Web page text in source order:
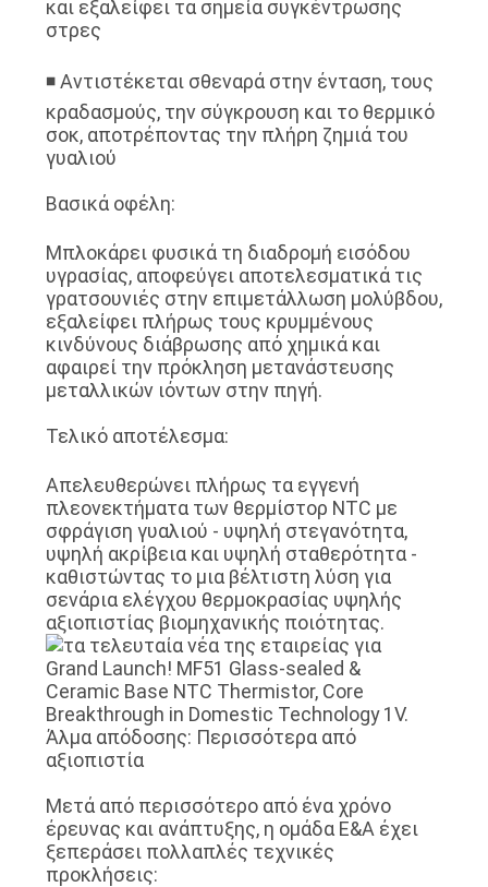
και εξαλείφει τα σημεία συγκέντρωσης
στρες
◾ Αντιστέκεται σθεναρά στην ένταση, τους
κραδασμούς, την σύγκρουση και το θερμικό
σοκ, αποτρέποντας την πλήρη ζημιά του
γυαλιού
Βασικά οφέλη:
Μπλοκάρει φυσικά τη διαδρομή εισόδου
υγρασίας, αποφεύγει αποτελεσματικά τις
γρατσουνιές στην επιμετάλλωση μολύβδου,
εξαλείφει πλήρως τους κρυμμένους
κινδύνους διάβρωσης από χημικά και
αφαιρεί την πρόκληση μετανάστευσης
μεταλλικών ιόντων στην πηγή.
Τελικό αποτέλεσμα:
Απελευθερώνει πλήρως τα εγγενή
πλεονεκτήματα των θερμίστορ NTC με
σφράγιση γυαλιού - υψηλή στεγανότητα,
υψηλή ακρίβεια και υψηλή σταθερότητα -
καθιστώντας το μια βέλτιστη λύση για
σενάρια ελέγχου θερμοκρασίας υψηλής
αξιοπιστίας βιομηχανικής ποιότητας.
V.
Άλμα απόδοσης: Περισσότερα από
αξιοπιστία
Μετά από περισσότερο από ένα χρόνο
έρευνας και ανάπτυξης, η ομάδα Ε&Α έχει
ξεπεράσει πολλαπλές τεχνικές
προκλήσεις: